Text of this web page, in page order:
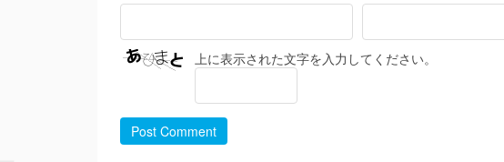
上に表示された文字を入力してください。
Post Comment